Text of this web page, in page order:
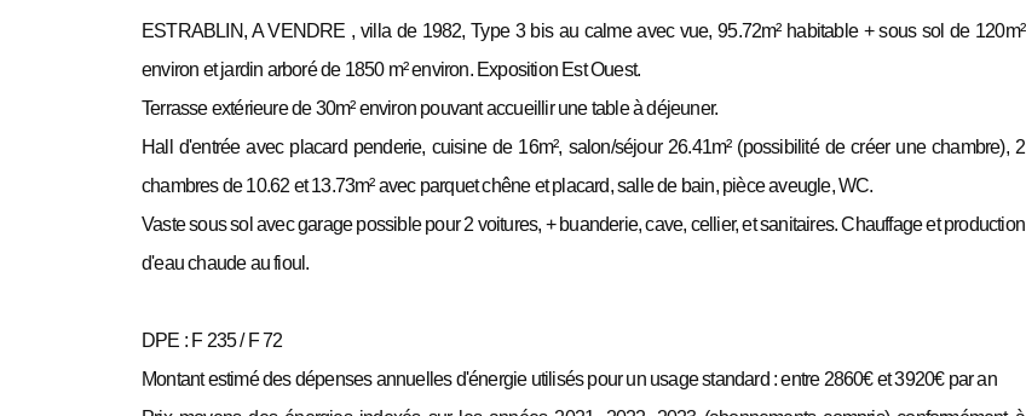
ESTRABLIN, A VENDRE , villa de 1982, Type 3 bis au calme avec vue, 95.72m² habitable + sous sol de 120m²
environ et jardin arboré de 1850 m² environ. Exposition Est Ouest.
Terrasse extérieure de 30m² environ pouvant accueillir une table à déjeuner.
Hall d'entrée avec placard penderie, cuisine de 16m², salon/séjour 26.41m² (possibilité de créer une chambre), 2
chambres de 10.62 et 13.73m² avec parquet chêne et placard, salle de bain, pièce aveugle, WC.
Vaste sous sol avec garage possible pour 2 voitures, + buanderie, cave, cellier, et sanitaires. Chauffage et production
d'eau chaude au fioul.
DPE : F 235 / F 72
Montant estimé des dépenses annuelles d'énergie utilisés pour un usage standard : entre 2860€ et 3920€ par an